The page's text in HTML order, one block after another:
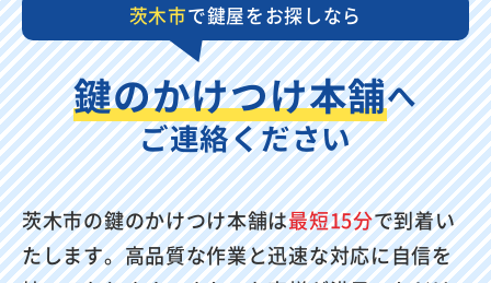
茨木市で鍵屋をお探しなら
鍵のかけつけ本舗へ
ご連絡ください
茨木市の鍵のかけつけ本舗は最短15分で到着い
たします。高品質な作業と迅速な対応に自信を